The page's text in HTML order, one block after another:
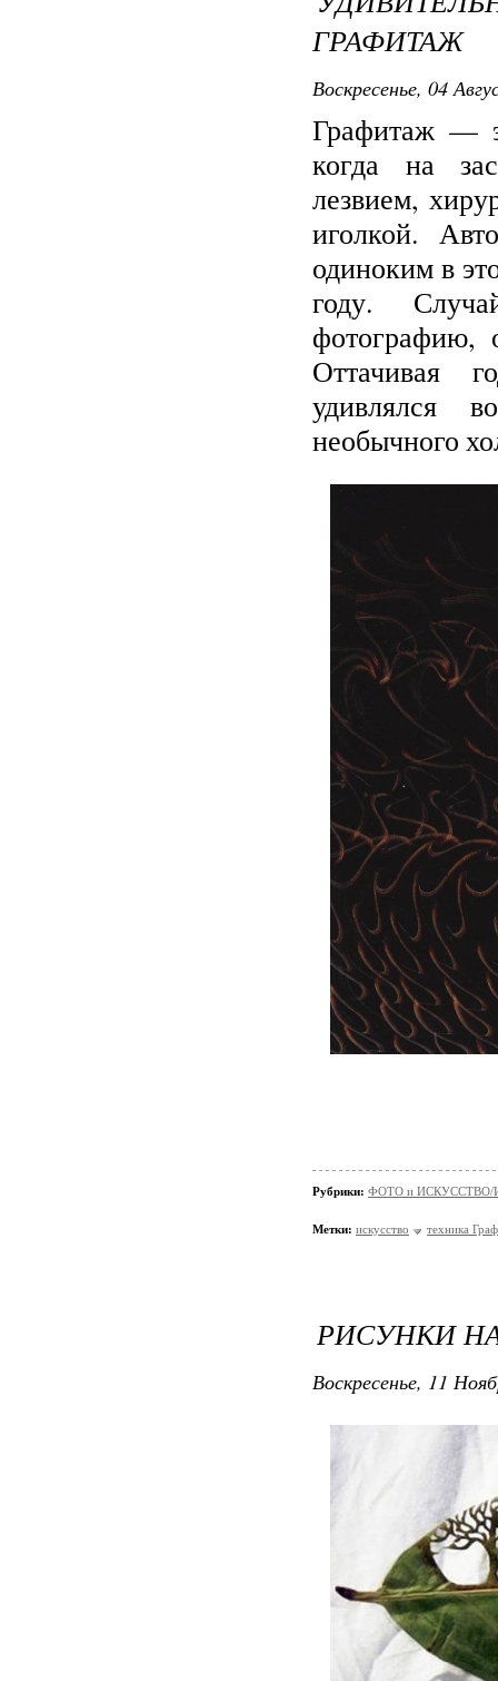
ГРАФИТАЖ
Воскресенье, 04
Графитаж —
когда на
лезвием,
иголкой.
одиноким в
году.
фотографию,
Оттачивая
удивлялся
необычного
Рубрики: ФОТО и ИСКУССТВО/
Метки: искусство техника
РИСУНКИ
Воскресенье, 11